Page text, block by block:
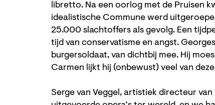
libretto. Na een oorlog met de Pruisen
idealistische Commune werd
25.000 slachtoffers als gevolg. Een
tijd van conservatisme en angst.
burgersoldaat, van dichtbij mee. Hij
Carmen lijkt hij (onbewust) veel van
Serge van Veggel, artistiek directeur van